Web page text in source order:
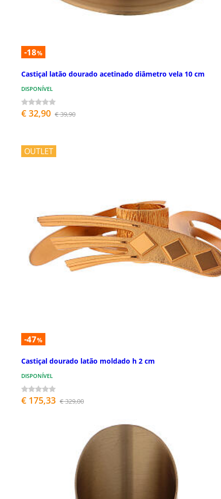
-18%
Castiçal latão dourado acetinado diâmetro vela 10 cm
DISPONÍVEL
€ 32,90 € 39,90
OUTLET
-47%
Castiçal dourado latão moldado h 2 cm
DISPONÍVEL
€ 175,33 € 329,00